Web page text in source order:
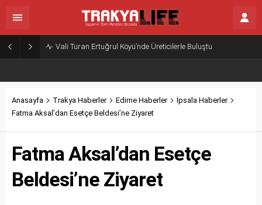
Vali Turan Ertuğrul Köyü’nde Üreticilerle Buluştu
Anasayfa Trakya Haberler Edirne Haberler
İpsala Haberler
Fatma Aksal’dan Esetçe Beldesi’ne Ziyaret
Fatma Aksal’dan Esetçe
Beldesi’ne Ziyaret